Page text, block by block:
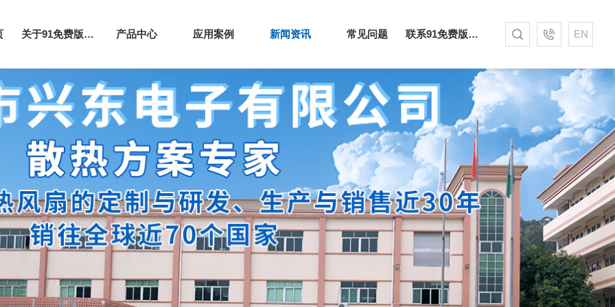
关于91免费版下载网站 产品中心 应用案例 新闻资讯 常见问题 联系91免费版下载网站 EN